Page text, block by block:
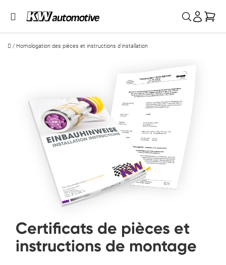
/ Homologation des pièces et instructions d'installation
Certificats de pièces et
instructions de montage